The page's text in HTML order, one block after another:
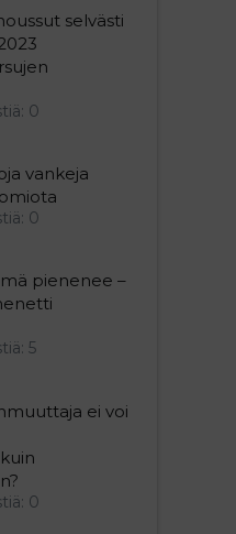
selvästi
0
vankeja
0
pienenee –
5
ei voi
0